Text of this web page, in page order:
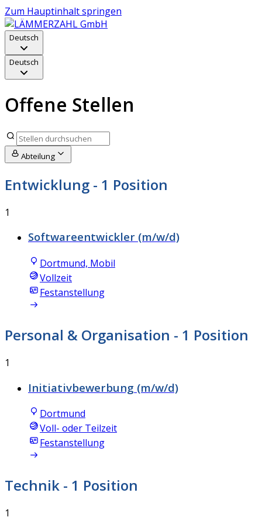
Zum Hauptinhalt springen
Deutsch
Deutsch
Offene Stellen
Abteilung
Entwicklung - 1 Position
1
Softwareentwickler (m/w/d)
Dortmund, Mobil
Vollzeit
Festanstellung
Personal & Organisation - 1 Position
1
Initiativbewerbung (m/w/d)
Dortmund
Voll- oder Teilzeit
Festanstellung
Technik - 1 Position
1